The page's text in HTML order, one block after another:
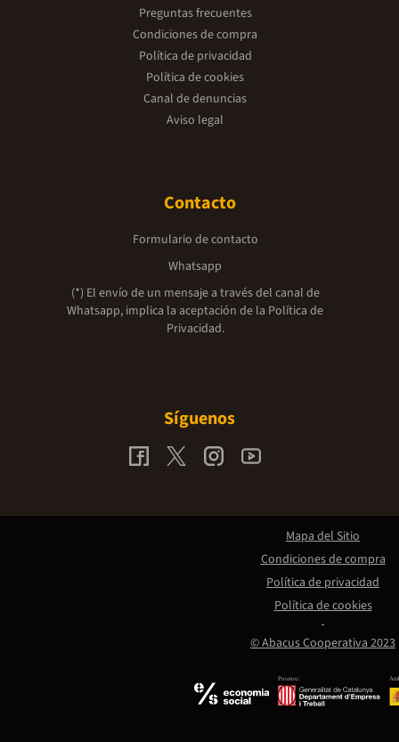
Preguntas frecuentes
Condiciones de compra
Política de privacidad
Política de cookies
Canal de denuncias
Aviso legal
Contacto
Formulario de contacto
Whatsapp
(*) El envío de un mensaje a través del canal de
Whatsapp, implica la aceptación de la Política de
Privacidad.
Síguenos
Promou:
© Abacus Cooperativa 2023
Mapa del Sitio
Condiciones de compra
Política de privacidad
Política de cookies